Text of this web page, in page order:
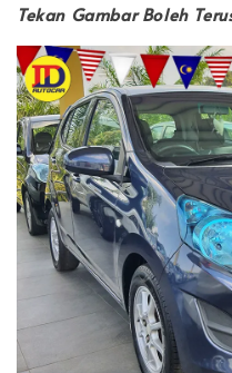
Tekan Gambar Boleh